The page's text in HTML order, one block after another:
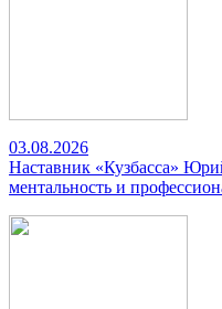
03.08.2026
Наставник «Кузбасса»
ментальность и